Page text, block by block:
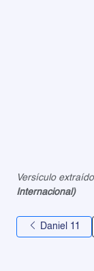
Versículo
Internacional)
Daniel 11